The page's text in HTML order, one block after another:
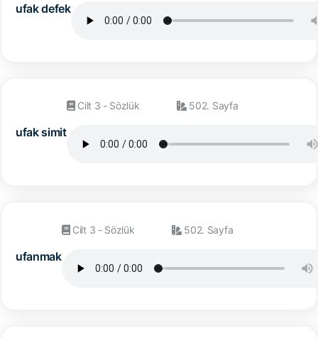
ufak defek
ufak simit
Cilt 3 - Sözlük 502. Sayfa
ufanmak
Cilt 3 - Sözlük 502. Sayfa